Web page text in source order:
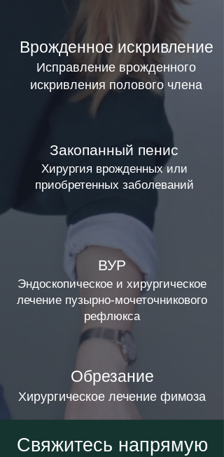
Врожденное искривление
Исправление врожденного
искривления полового члена
Закопанный пенис
Хирургия врожденных или
приобретенных заболеваний
ВУР
Эндоскопическое и хирургическое
лечение пузырно-мочеточникового
рефлюкса
Обрезание
Хирургическое лечение фимоза
Свяжитесь напрямую